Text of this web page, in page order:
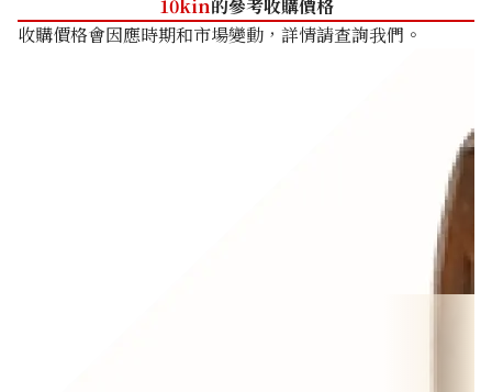
10kin的參考收購價格
收購價格會因應時期和市場變動，詳情請查詢我們。